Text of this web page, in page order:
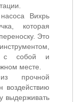
Вихрь
которая
Это
с собой и
месте.
прочной
воздействию
выдерживать